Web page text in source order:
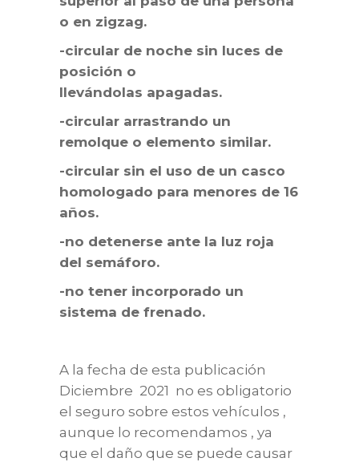
o en zigzag.
-circular de noche sin luces de
posición o
llevándolas apagadas.
-circular arrastrando un
remolque o elemento similar.
-circular sin el uso de un casco
homologado para menores de 16
años.
-no detenerse ante la luz roja
del semáforo.
-no tener incorporado un
sistema de frenado.
A la fecha de esta publicación
Diciembre 2021 no es obligatorio
el seguro sobre estos vehículos ,
aunque lo recomendamos , ya
que el daño que se puede causar